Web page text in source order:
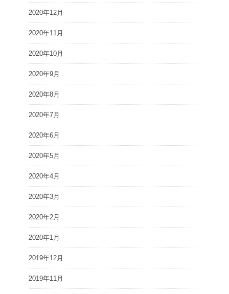
2020年12月
2020年11月
2020年10月
2020年9月
2020年8月
2020年7月
2020年6月
2020年5月
2020年4月
2020年3月
2020年2月
2020年1月
2019年12月
2019年11月